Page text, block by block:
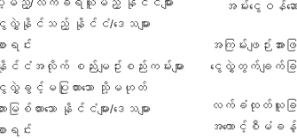
ေလွှဲနိုင်သည့် နိုင်ငံ/ဒေသများ
ာရင်း
နိုင်ငံအလိုက် စည်းမျဥ်းစည်းကမ်းများ
ေလွှဲခွင့်မပြုထားသော သို့မဟုတ်
ားမြစ်ထားသော နိုင်ငံများ/ဒေသများ
ာရင်း
အမ်းငွေဝန်ဆ
အကြမ်းဖျဉ်းအား
ငွေလွှဲတွက်ချက်ခြ
လက်ခံထုတ်ယူခ
အကောင့်စီမံခ